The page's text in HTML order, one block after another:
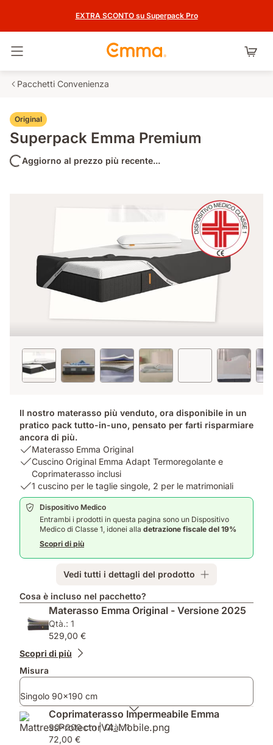
EXTRA SCONTO su Superpack Pro
Pacchetti Convenienza
Original
Superpack Emma Premium
Aggiorno al prezzo più recente...
Il nostro materasso più venduto, ora disponibile in un
pratico pack tutto-in-uno, pensato per farti risparmiare
ancora di più.
USP
1:
Materasso
Emma
Original
Materasso Emma Original
USP
Cuscino
Original
Emma
Adapt
Termoregolante
Coprimaterasso
Cuscino Original Emma Adapt Termoregolante e
Coprimaterasso inclusi
USP
3:
cuscino
taglie
per
matrimoniali
1 cuscino per le taglie singole, 2 per le matrimoniali
Dispositivo Medico
Entrambi i prodotti in questa pagina sono un Dispositivo
Medico di Classe 1, idonei alla detrazione fiscale del 19%
Scopri di più
Vedi tutti i dettagli del prodotto
Cosa è incluso nel pacchetto?
Materasso Emma Original - Versione 2025
Qtà.: 1
529,00 €
Scopri di più
Misura
Singolo 90x190 cm
Coprimaterasso Impermeabile Emma
90x200 cm | Qtà.: 1
72,00 €